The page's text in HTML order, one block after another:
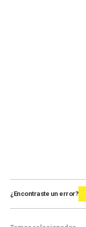
¿Encontraste un error?